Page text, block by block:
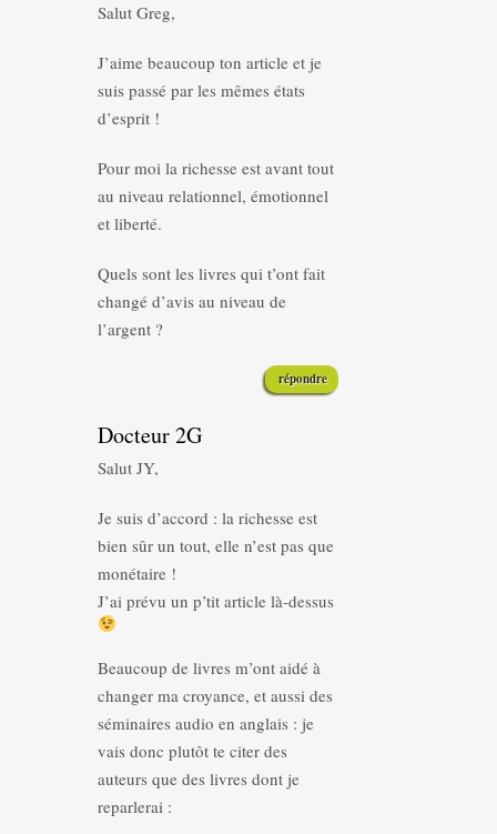
Salut Greg,
J’aime beaucoup ton article et je
suis passé par les mêmes états
d’esprit !
Pour moi la richesse est avant tout
au niveau relationnel, émotionnel
et liberté.
Quels sont les livres qui t’ont fait
changé d’avis au niveau de
l’argent ?
répondre
Docteur 2G
Salut JY,
Je suis d’accord : la richesse est
bien sûr un tout, elle n’est pas que
monétaire !
J’ai prévu un p’tit article là-dessus
Beaucoup de livres m’ont aidé à
changer ma croyance, et aussi des
séminaires audio en anglais : je
vais donc plutôt te citer des
auteurs que des livres dont je
reparlerai :